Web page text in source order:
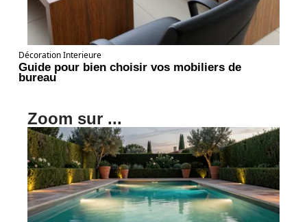
Décoration Interieure
Guide pour bien choisir vos mobiliers de
bureau
Zoom sur ...